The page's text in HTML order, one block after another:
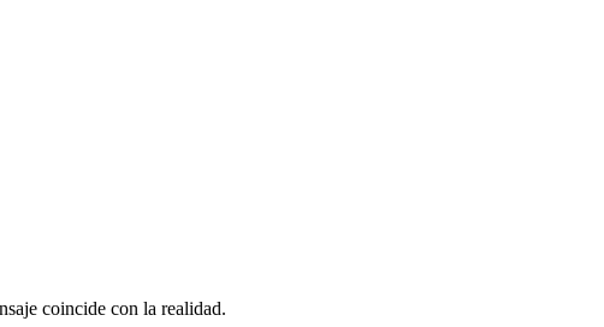
coincide con la realidad.